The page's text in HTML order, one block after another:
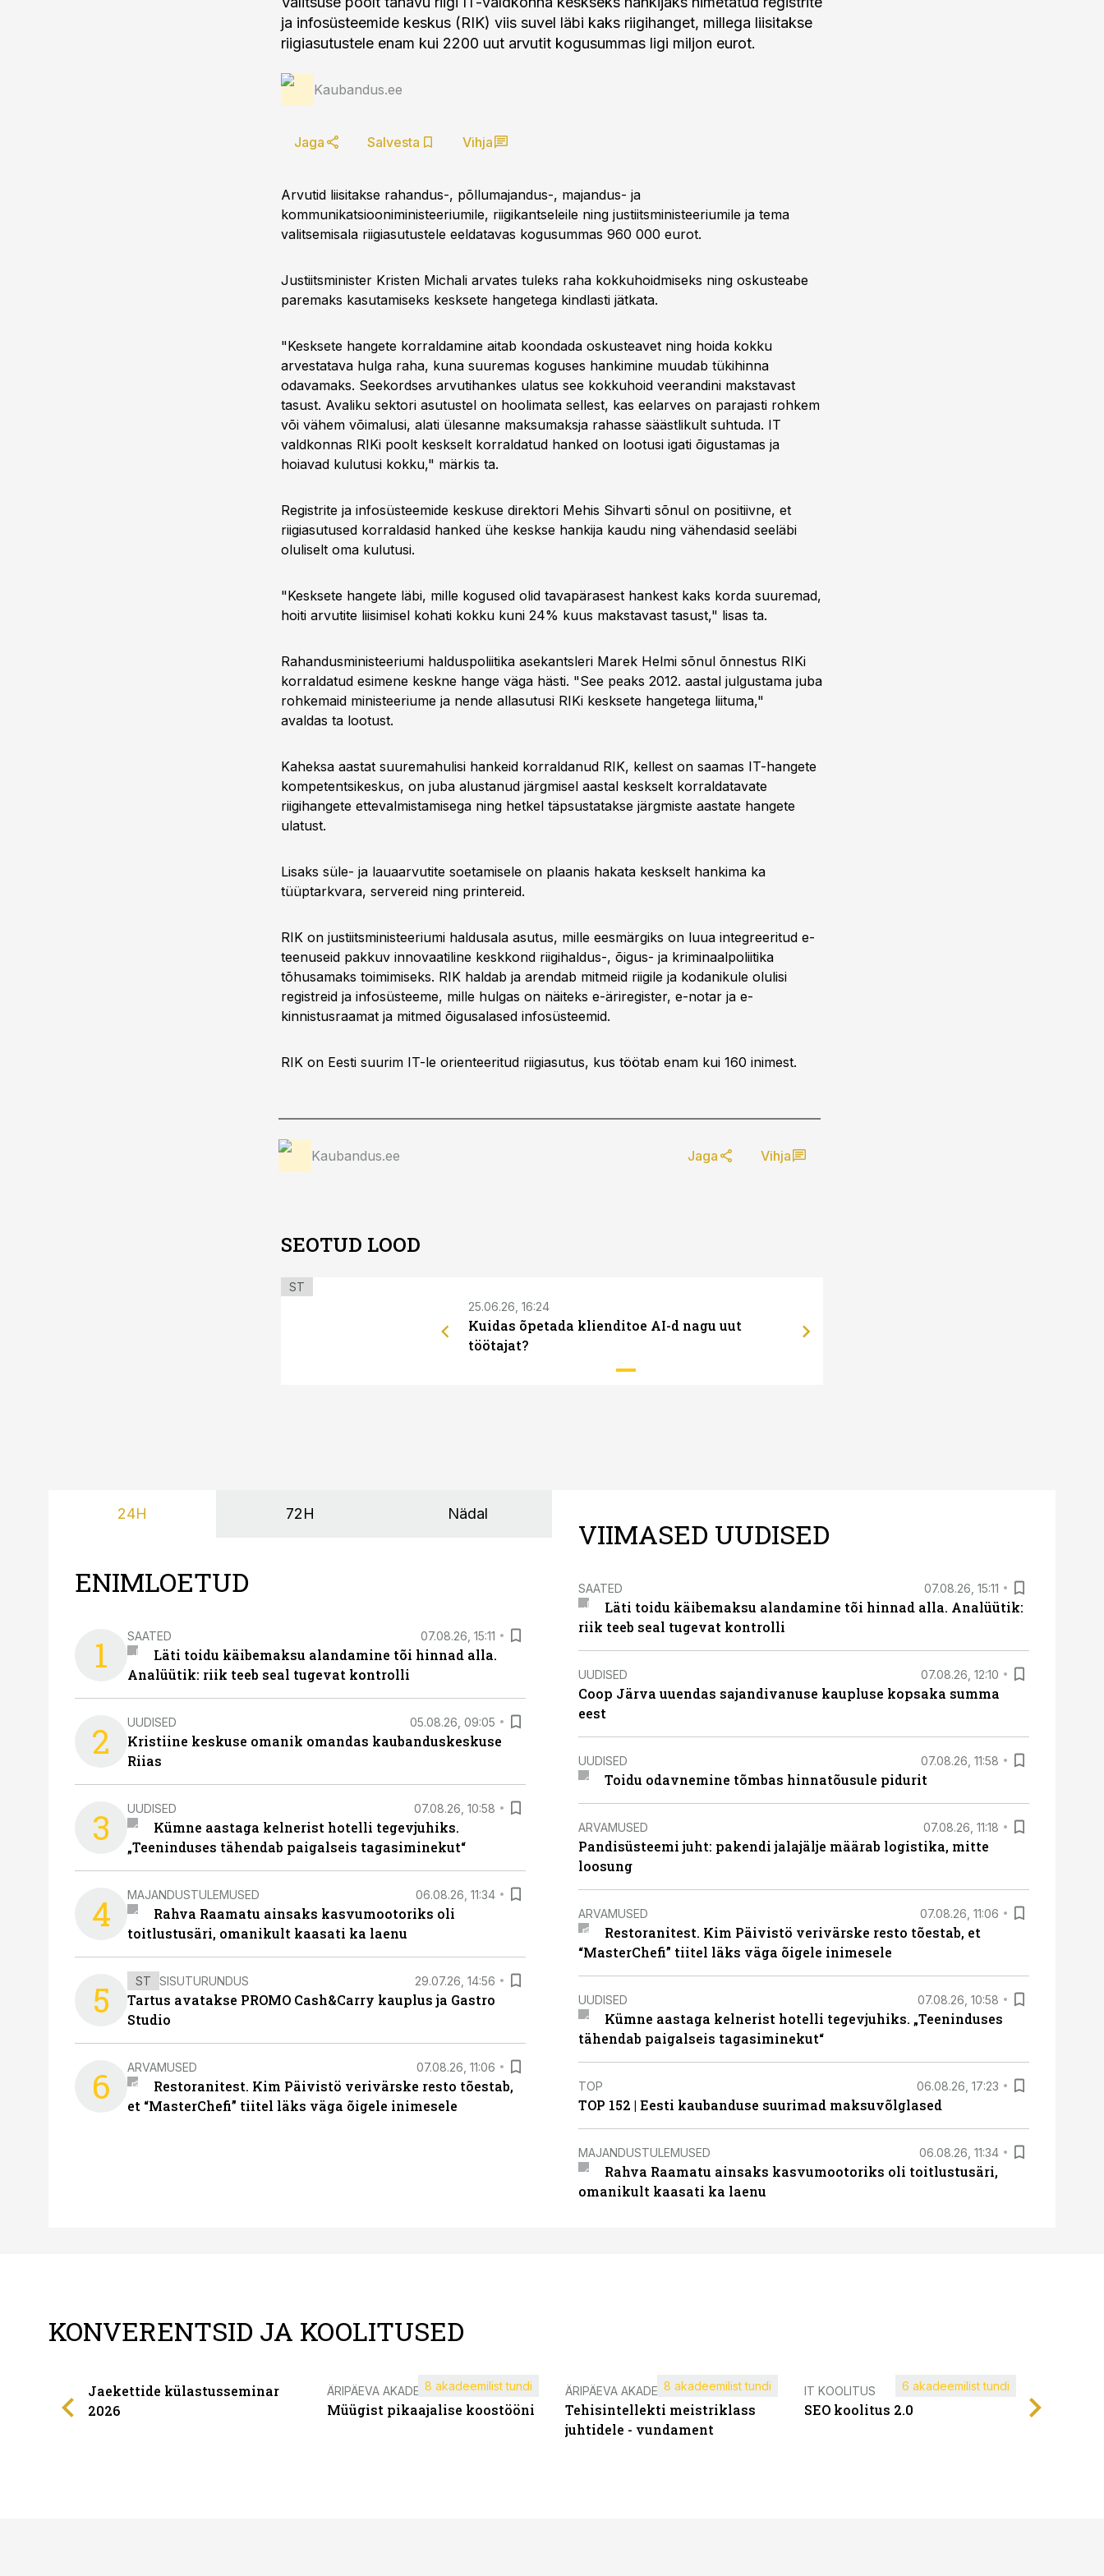
ja infosüsteemide keskus (RIK) viis suvel läbi kaks riigihanget, millega liisitakse
riigiasutustele enam kui 2200 uut arvutit kogusummas ligi miljon eurot.
Kaubandus.ee
Jaga Salvesta Vihja
Arvutid liisitakse rahandus-, põllumajandus-, majandus- ja
kommunikatsiooniministeeriumile, riigikantseleile ning justiitsministeeriumile ja tema
valitsemisala riigiasutustele eeldatavas kogusummas 960 000 eurot.
Justiitsminister Kristen Michali arvates tuleks raha kokkuhoidmiseks ning oskusteabe
paremaks kasutamiseks kesksete hangetega kindlasti jätkata.
"Kesksete hangete korraldamine aitab koondada oskusteavet ning hoida kokku
arvestatava hulga raha, kuna suuremas koguses hankimine muudab tükihinna
odavamaks. Seekordses arvutihankes ulatus see kokkuhoid veerandini makstavast
tasust. Avaliku sektori asutustel on hoolimata sellest, kas eelarves on parajasti rohkem
või vähem võimalusi, alati ülesanne maksumaksja rahasse säästlikult suhtuda. IT
valdkonnas RIKi poolt keskselt korraldatud hanked on lootusi igati õigustamas ja
hoiavad kulutusi kokku," märkis ta.
Registrite ja infosüsteemide keskuse direktori Mehis Sihvarti sõnul on positiivne, et
riigiasutused korraldasid hanked ühe keskse hankija kaudu ning vähendasid seeläbi
oluliselt oma kulutusi.
"Kesksete hangete läbi, mille kogused olid tavapärasest hankest kaks korda suuremad,
hoiti arvutite liisimisel kohati kokku kuni 24% kuus makstavast tasust," lisas ta.
Rahandusministeeriumi halduspoliitika asekantsleri Marek Helmi sõnul õnnestus RIKi
korraldatud esimene keskne hange väga hästi. "See peaks 2012. aastal julgustama juba
rohkemaid ministeeriume ja nende allasutusi RIKi kesksete hangetega liituma,"
avaldas ta lootust.
Kaheksa aastat suuremahulisi hankeid korraldanud RIK, kellest on saamas IT-hangete
kompetentsikeskus, on juba alustanud järgmisel aastal keskselt korraldatavate
riigihangete ettevalmistamisega ning hetkel täpsustatakse järgmiste aastate hangete
ulatust.
Lisaks süle- ja lauaarvutite soetamisele on plaanis hakata keskselt hankima ka
tüüptarkvara, servereid ning printereid.
RIK on justiitsministeeriumi haldusala asutus, mille eesmärgiks on luua integreeritud e-
teenuseid pakkuv innovaatiline keskkond riigihaldus-, õigus- ja kriminaalpoliitika
tõhusamaks toimimiseks. RIK haldab ja arendab mitmeid riigile ja kodanikule olulisi
registreid ja infosüsteeme, mille hulgas on näiteks e-äriregister, e-notar ja e-
kinnistusraamat ja mitmed õigusalased infosüsteemid.
RIK on Eesti suurim IT-le orienteeritud riigiasutus, kus töötab enam kui 160 inimest.
Kaubandus.ee Jaga Vihja
SEOTUD LOOD
ST
25.06.26, 16:24
Kuidas õpetada klienditoe AI-d nagu uut
töötajat?
24H 72H Nädal
ENIMLOETUD
1 SAATED 07.08.26, 15:11
Läti toidu käibemaksu alandamine tõi hinnad alla.
Analüütik: riik teeb seal tugevat kontrolli
2 UUDISED 05.08.26, 09:05
Kristiine keskuse omanik omandas kaubanduskeskuse
Riias
3 UUDISED 07.08.26, 10:58
Kümne aastaga kelnerist hotelli tegevjuhiks.
„Teeninduses tähendab paigalseis tagasiminekut“
4 MAJANDUSTULEMUSED 06.08.26, 11:34
Rahva Raamatu ainsaks kasvumootoriks oli
toitlustusäri, omanikult kaasati ka laenu
5 ST SISUTURUNDUS 29.07.26, 14:56
Tartus avatakse PROMO Cash&Carry kauplus ja Gastro
Studio
6 ARVAMUSED 07.08.26, 11:06
Restoranitest. Kim Päivistö verivärske resto tõestab,
et “MasterChefi” tiitel läks väga õigele inimesele
VIIMASED UUDISED
SAATED 07.08.26, 15:11
Läti toidu käibemaksu alandamine tõi hinnad alla. Analüütik:
riik teeb seal tugevat kontrolli
UUDISED 07.08.26, 12:10
Coop Järva uuendas sajandivanuse kaupluse kopsaka summa
eest
UUDISED 07.08.26, 11:58
Toidu odavnemine tõmbas hinnatõusule pidurit
ARVAMUSED 07.08.26, 11:18
Pandisüsteemi juht: pakendi jalajälje määrab logistika, mitte
loosung
ARVAMUSED 07.08.26, 11:06
Restoranitest. Kim Päivistö verivärske resto tõestab, et
“MasterChefi” tiitel läks väga õigele inimesele
UUDISED 07.08.26, 10:58
Kümne aastaga kelnerist hotelli tegevjuhiks. „Teeninduses
tähendab paigalseis tagasiminekut“
TOP 06.08.26, 17:23
TOP 152 | Eesti kaubanduse suurimad maksuvõlglased
MAJANDUSTULEMUSED 06.08.26, 11:34
Rahva Raamatu ainsaks kasvumootoriks oli toitlustusäri,
omanikult kaasati ka laenu
KONVERENTSID JA KOOLITUSED
Jaekettide külastusseminar
2026
ÄRIPÄEVA AKADEEMIA
Müügist pikaajalise koostööni
8 akadeemilist tundi ÄRIPÄEVA AKADEEMIA
Tehisintellekti meistriklass
juhtidele - vundament
8 akadeemilist tundi IT KOOLITUS
SEO koolitus 2.0
6 akadeemilist tundi